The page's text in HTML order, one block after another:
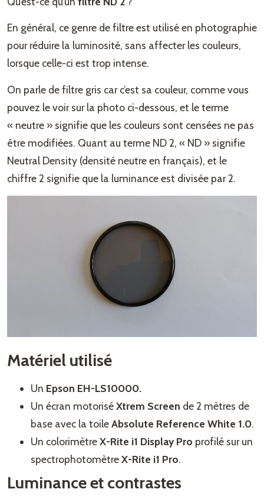
En général, ce genre de filtre est utilisé en photographie
pour réduire la luminosité, sans affecter les couleurs,
lorsque celle-ci est trop intense.
On parle de filtre gris car c’est sa couleur, comme vous
pouvez le voir sur la photo ci-dessous, et le terme
« neutre » signifie que les couleurs sont censées ne pas
être modifiées. Quant au terme ND 2, « ND » signifie
Neutral Density (densité neutre en français), et le
chiffre 2 signifie que la luminance est divisée par 2.
Matériel utilisé
Un Epson EH-LS10000.
Un écran motoriséXtrem Screen de 2 mètres de
base avec la toileAbsolute Reference White 1.0.
Un colorimètreX-Rite i1 Display Pro profilé sur un
spectrophotomètreX-Rite i1 Pro.
Luminance et contrastes